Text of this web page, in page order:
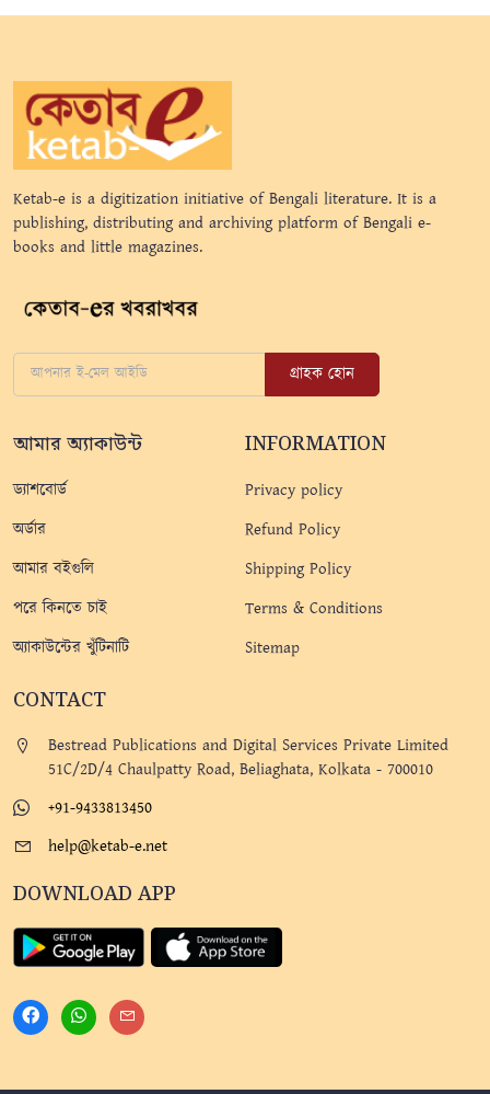
Ketab-e is a digitization initiative of Bengali literature. It is a
publishing, distributing and archiving platform of Bengali e-
books and little magazines.
গ্রাহক হোন
আমার অ্যাকাউন্ট
ড্যাশবোর্ড
অর্ডার
আমার বইগুলি
পরে কিনতে চাই
অ্যাকাউন্টের খুঁটিনাটি
INFORMATION
Privacy policy
Refund Policy
Shipping Policy
Terms & Conditions
Sitemap
CONTACT
Bestread Publications and Digital Services Private Limited
51C/2D/4 Chaulpatty Road, Beliaghata, Kolkata - 700010
+91-9433813450
help@ketab-e.net
DOWNLOAD APP